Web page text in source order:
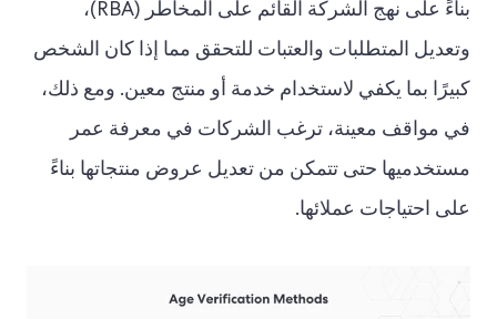
بناءً على نهج الشركة القائم على المخاطر (RBA)،
وتعديل المتطلبات والعتبات للتحقق مما إذا كان الشخص
كبيرًا بما يكفي لاستخدام خدمة أو منتج معين. ومع ذلك،
في مواقف معينة، ترغب الشركات في معرفة عمر
مستخدميها حتى تتمكن من تعديل عروض منتجاتها بناءً
على احتياجات عملائها.